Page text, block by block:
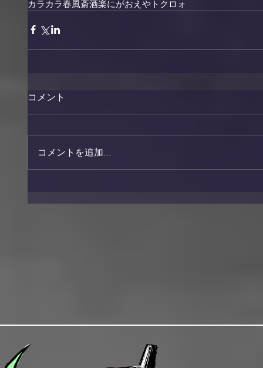
カラカラ春風斎酒楽にがおえや トクロォ
コメント
コメントを追加…